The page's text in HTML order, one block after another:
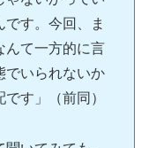
です。今回、ま
んて一方的に言
でいられないか
す」（前同）